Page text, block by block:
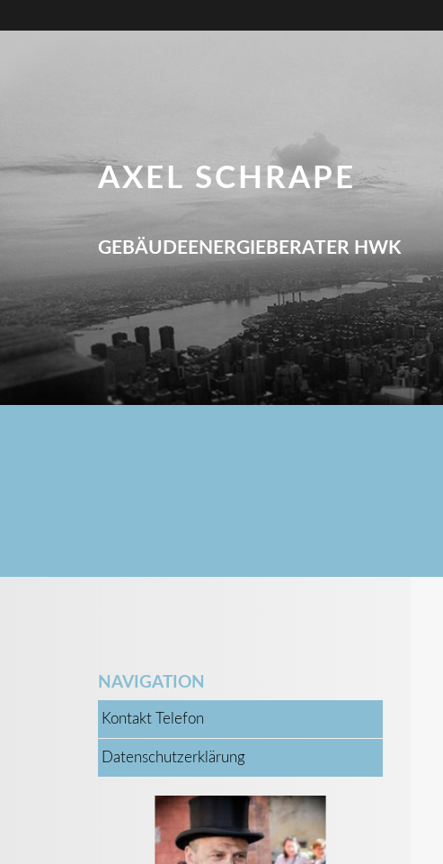
AXEL SCHRAPE
GEBÄUDEENERGIEBERATER HWK
NAVIGATION
Kontakt Telefon
Datenschutzerklärung